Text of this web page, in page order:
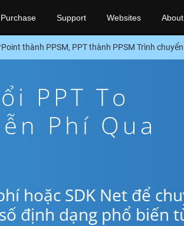
Purchase Support Websites About
thành PPSM, PPT thành PPSM Trình
PPT To
Phí Qua
hoặc SDK Net để
định dạng phổ biến